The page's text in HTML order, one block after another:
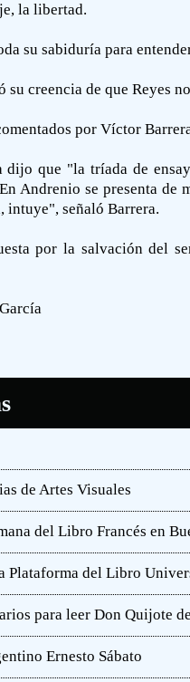
la libertad.
su sabiduría para
su creencia de que Reyes
por Víctor
dijo que "la tríada de
Andrenio se presenta de
intuye", señaló Barrera.
por la salvación del
de Artes Visuales
del Libro Francés en
Plataforma del Libro
para leer Don Quijote
Ernesto Sábato